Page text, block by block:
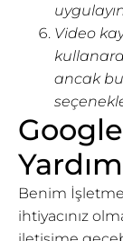
Video
ancak
Yardım
Benim
ihtiyacınız